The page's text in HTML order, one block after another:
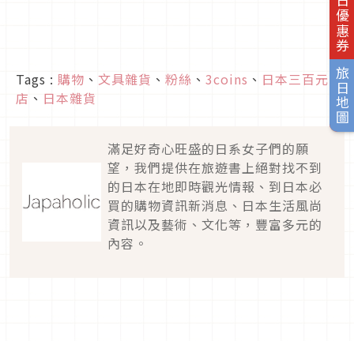
旅日優惠券
旅日地圖
Tags : 購物 、 文具雜貨 、 粉絲 、 3coins 、 日本三百元商
店 、 日本雜貨
滿足好奇心旺盛的日系女子們的願
望，我們提供在旅遊書上絕對找不到
的日本在地即時觀光情報、到日本必
買的購物資訊新消息、日本生活風尚
資訊以及藝術、文化等，豐富多元的
內容。